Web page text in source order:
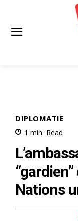
DIPLOMATIE
1 min. Read
Nations